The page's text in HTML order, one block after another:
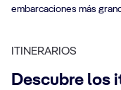
embarcaciones más
ITINERARIOS
Descubre los